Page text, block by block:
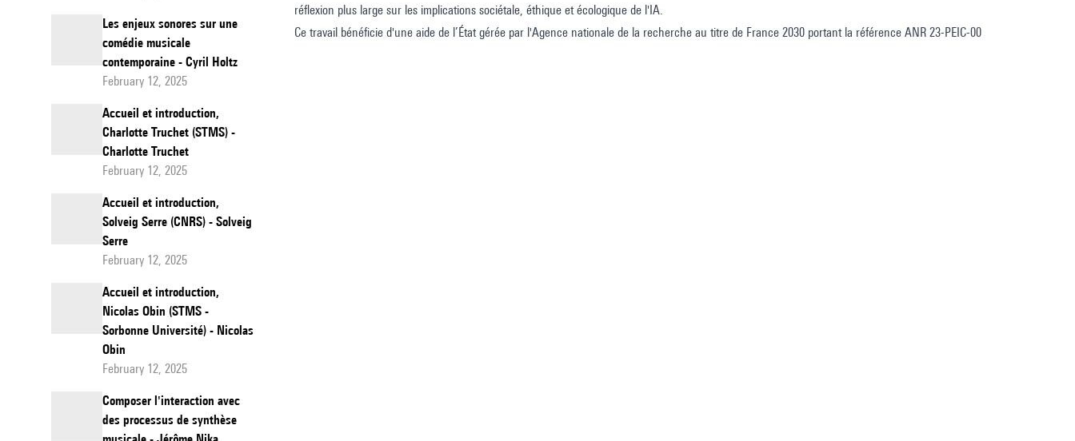
Les enjeux sonores sur une
comédie musicale
contemporaine - Cyril Holtz
February 12, 2025
Accueil et introduction,
Charlotte Truchet (STMS) -
Charlotte Truchet
February 12, 2025
Accueil et introduction,
Solveig Serre (CNRS) - Solveig
Serre
February 12, 2025
Accueil et introduction,
Nicolas Obin (STMS -
Sorbonne Université) - Nicolas
Obin
February 12, 2025
Composer l'interaction avec
des processus de synthèse
réflexion plus large sur les implications sociétale, éthique et écologique de l'IA.
Ce travail bénéficie d'une aide de l’État gérée par l'Agence nationale de la recherche au titre de France 2030 portant la référence ANR 23-PEIC-00